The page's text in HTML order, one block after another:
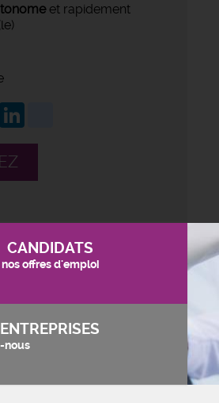
et rapidement
Twitter
CANDIDATS
offres d'emploi
ENTREPRISES
nous